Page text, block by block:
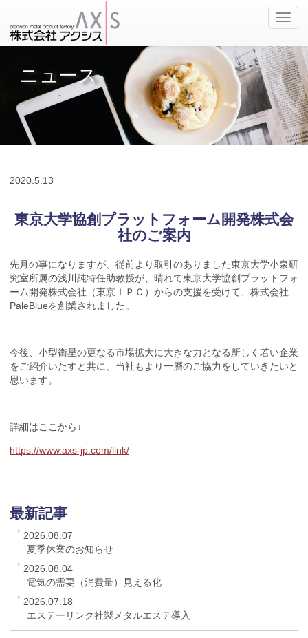
ナ
ビ
ゲ
ー
シ
ョ
ン
の
切
替
ニュース
2020. 5.13
東京大学協創プラットフォーム開発株式会
社のご案内
先月の事になりますが、従前より取引のありました東京大学小泉研
究室所属の浅川純特任助教授が、晴れて東京大学協創プラットフォ
ーム開発株式会社（東京ＩＰＣ）からの支援を受けて、株式会社
PaleBlueを創業されました。
今後、小型衛星の更なる市場拡大に大きな力となる新しく若い企業
をご紹介いたすと共に、当社もより一層のご協力をしていきたいと
思います。
詳細はここから↓
https://www.axs-jp.com/link/
最新記事
2026.08.07
夏季休業のお知らせ
2026.08.04
電気の需要（消費量）見える化
2026.07.18
エステーリンク社製メタルエステ導入